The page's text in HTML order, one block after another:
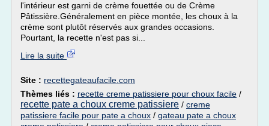
l'intérieur est garni de crème fouettée ou de Crème
Pâtissière.Généralement en pièce montée, les choux à la
crème sont plutôt réservés aux grandes occasions.
Pourtant, la recette n'est pas si...
Lire la suite
Site : recettegateaufacile.com
Thèmes liés : recette creme patissiere pour choux facile /
recette pate a choux creme patissiere / creme
patissiere facile pour pate a choux / gateau pate a choux